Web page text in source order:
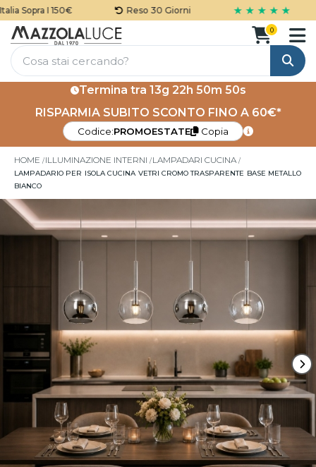
Sopra I 150€ Reso 30 Giorni ★ ★ ★ ★ ★
Cerca
0
Termina tra 13g 22h 50m 49s
RISPARMIA SUBITO SCONTO FINO A 60€*
Codice:PROMOESTATE Copia
HOME ILLUMINAZIONE INTERNI LAMPADARI CUCINA
LAMPADARIO PER ISOLA CUCINA VETRI CROMO TRASPARENTE BASE METALLO
BIANCO